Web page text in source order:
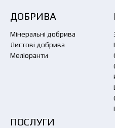
ДОБРИВА
Мінеральні добрива
Листові добрива
Меліоранти
ПОСЛУГИ